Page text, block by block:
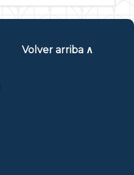
Volver arriba ∧